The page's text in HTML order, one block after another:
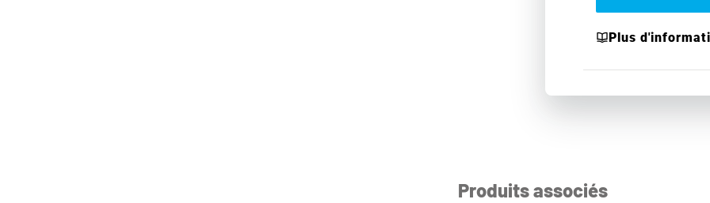
Plus
Produits associés